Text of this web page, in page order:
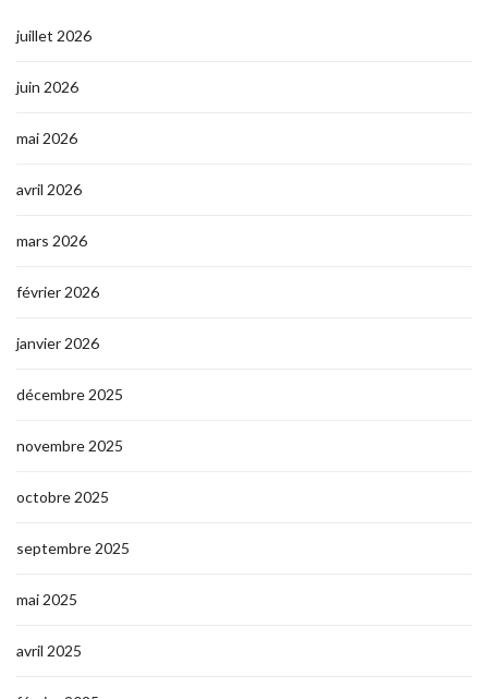
juillet 2026
juin 2026
mai 2026
avril 2026
mars 2026
février 2026
janvier 2026
décembre 2025
novembre 2025
octobre 2025
septembre 2025
mai 2025
avril 2025